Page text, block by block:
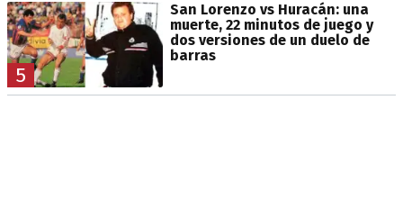
5
San Lorenzo vs Huracán: una
muerte, 22 minutos de juego y
dos versiones de un duelo de
barras